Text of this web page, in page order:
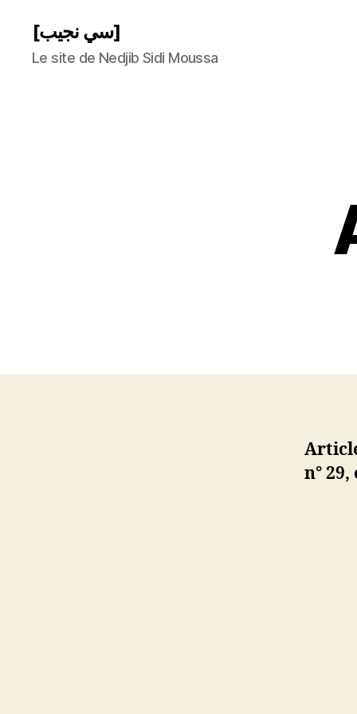
[سي نجيب]
Le site de Nedjib Sidi Moussa
n° 29,